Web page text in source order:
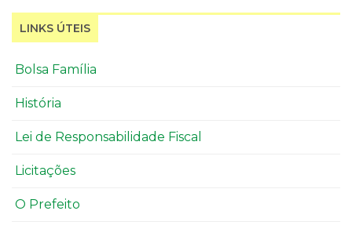
LINKS ÚTEIS
Bolsa Família
História
Lei de Responsabilidade Fiscal
Licitações
O Prefeito